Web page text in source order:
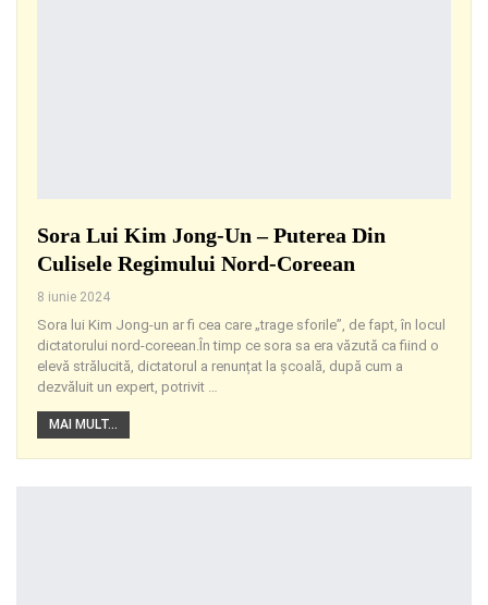
Sora Lui Kim Jong-Un – Puterea Din
Culisele Regimului Nord-Coreean
8 iunie 2024
Sora lui Kim Jong-un ar fi cea care „trage sforile”, de fapt, în locul
dictatorului nord-coreean.În timp ce sora sa era văzută ca fiind o
elevă strălucită, dictatorul a renunțat la școală, după cum a
dezvăluit un expert, potrivit …
MAI MULT...